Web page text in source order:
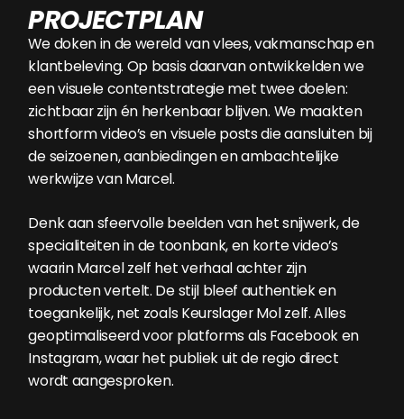
PROJECTPLAN
We doken in de wereld van vlees, vakmanschap en
klantbeleving. Op basis daarvan ontwikkelden we
een visuele contentstrategie met twee doelen:
zichtbaar zijn én herkenbaar blijven. We maakten
shortform video’s en visuele posts die aansluiten bij
de seizoenen, aanbiedingen en ambachtelijke
werkwijze van Marcel.
Denk aan sfeervolle beelden van het snijwerk, de
specialiteiten in de toonbank, en korte video’s
waarin Marcel zelf het verhaal achter zijn
producten vertelt. De stijl bleef authentiek en
toegankelijk, net zoals Keurslager Mol zelf. Alles
geoptimaliseerd voor platforms als Facebook en
Instagram, waar het publiek uit de regio direct
wordt aangesproken.